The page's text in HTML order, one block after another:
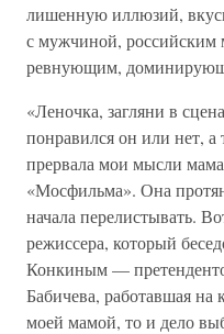
лишенную иллюзий,
с мужчиной,
ревнующим,
«Леночка, загляни в
понравился он или нет,
прервала мои мысли
«Мосфильма». Она
начала перелистывать.
режиссера, который
Конкиным —
Бабичева, работавшая на
моей мамой, то и дело